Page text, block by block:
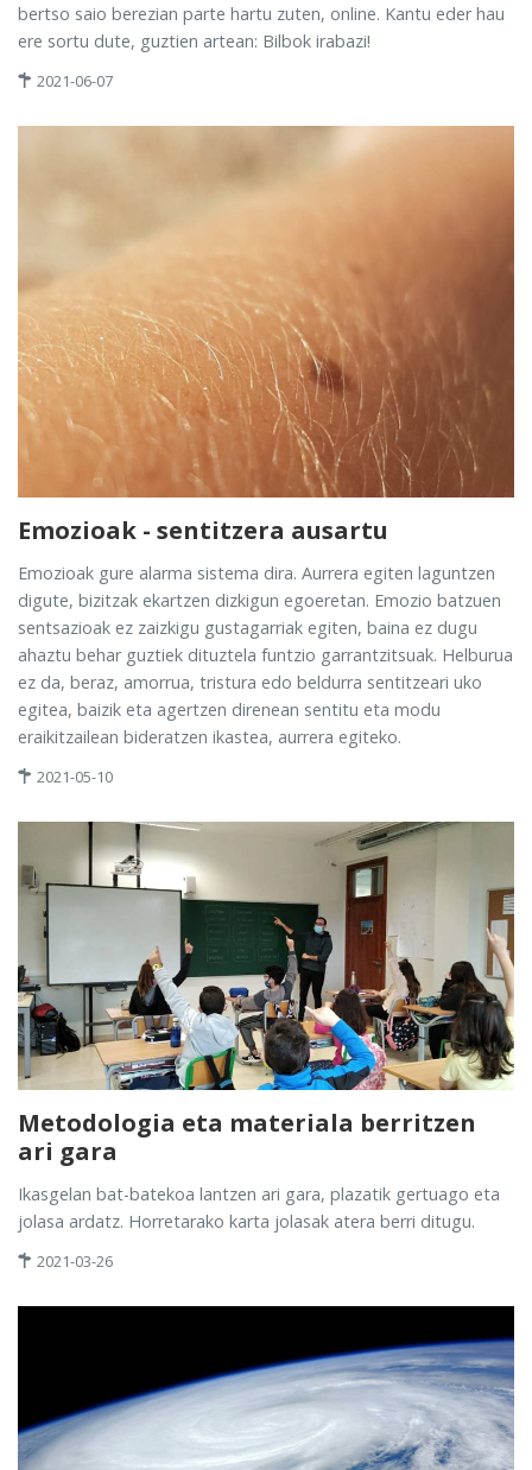
bertso saio berezian parte hartu zuten, online. Kantu eder hau
ere sortu dute, guztien artean: Bilbok irabazi!
2021-06-07
Emozioak - sentitzera ausartu
Emozioak gure alarma sistema dira. Aurrera egiten laguntzen
digute, bizitzak ekartzen dizkigun egoeretan. Emozio batzuen
sentsazioak ez zaizkigu gustagarriak egiten, baina ez dugu
ahaztu behar guztiek dituztela funtzio garrantzitsuak. Helburua
ez da, beraz, amorrua, tristura edo beldurra sentitzeari uko
egitea, baizik eta agertzen direnean sentitu eta modu
eraikitzailean bideratzen ikastea, aurrera egiteko.
2021-05-10
Metodologia eta materiala berritzen
ari gara
Ikasgelan bat-batekoa lantzen ari gara, plazatik gertuago eta
jolasa ardatz. Horretarako karta jolasak atera berri ditugu.
2021-03-26